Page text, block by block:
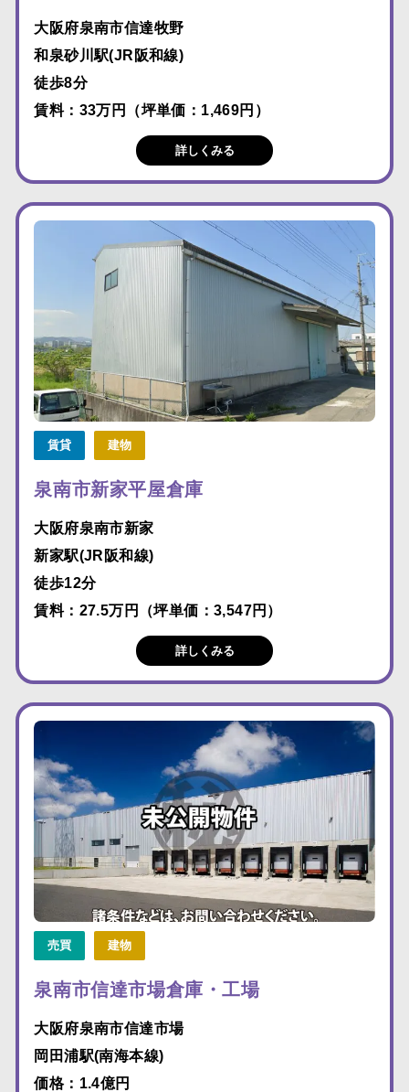
大阪府泉南市信達牧野
和泉砂川駅(JR阪和線)
徒歩8分
賃料：33万円（坪単価：1,469円）
詳しくみる
賃貸 建物
泉南市新家平屋倉庫
大阪府泉南市新家
新家駅(JR阪和線)
徒歩12分
賃料：27.5万円（坪単価：3,547円）
詳しくみる
売買 建物
泉南市信達市場倉庫・工場
大阪府泉南市信達市場
岡田浦駅(南海本線)
価格：1.4億円